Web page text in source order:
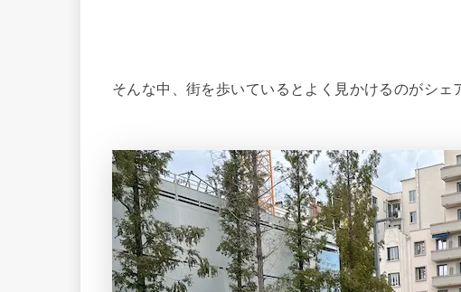
そんな中、街を歩いているとよく見かけるのがシェ